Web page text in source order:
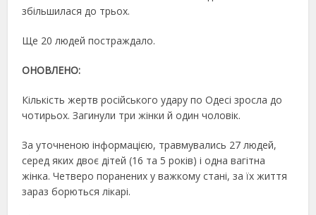
збільшилася до трьох.
Ще 20 людей постраждало.
ОНОВЛЕНО:
Кількість жертв російського удару по Одесі зросла до
чотирьох. Загинули три жінки й один чоловік.
За уточненою інформацією, травмувались 27 людей,
серед яких двоє дітей (16 та 5 років) і одна вагітна
жінка. Четверо поранених у важкому стані, за їх життя
зараз борються лікарі.